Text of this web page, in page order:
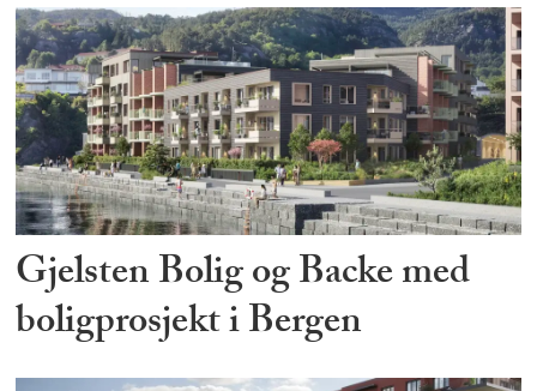
Gjelsten Bolig og Backe med
boligprosjekt i Bergen